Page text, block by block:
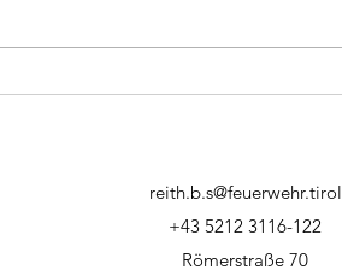
reith.b.s@feuerwehr.tirol
+43 5212 3116-122
Römerstraße 70